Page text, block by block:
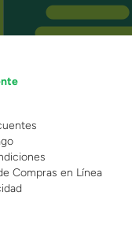
Compras en Línea